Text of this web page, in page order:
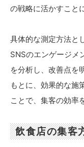
の戦略に活かすこと
具体的な測定方法と
SNSのエンゲージメ
を分析し、改善点を
もとに、効果的な施
ことで、集客の効率
飲食店の集客